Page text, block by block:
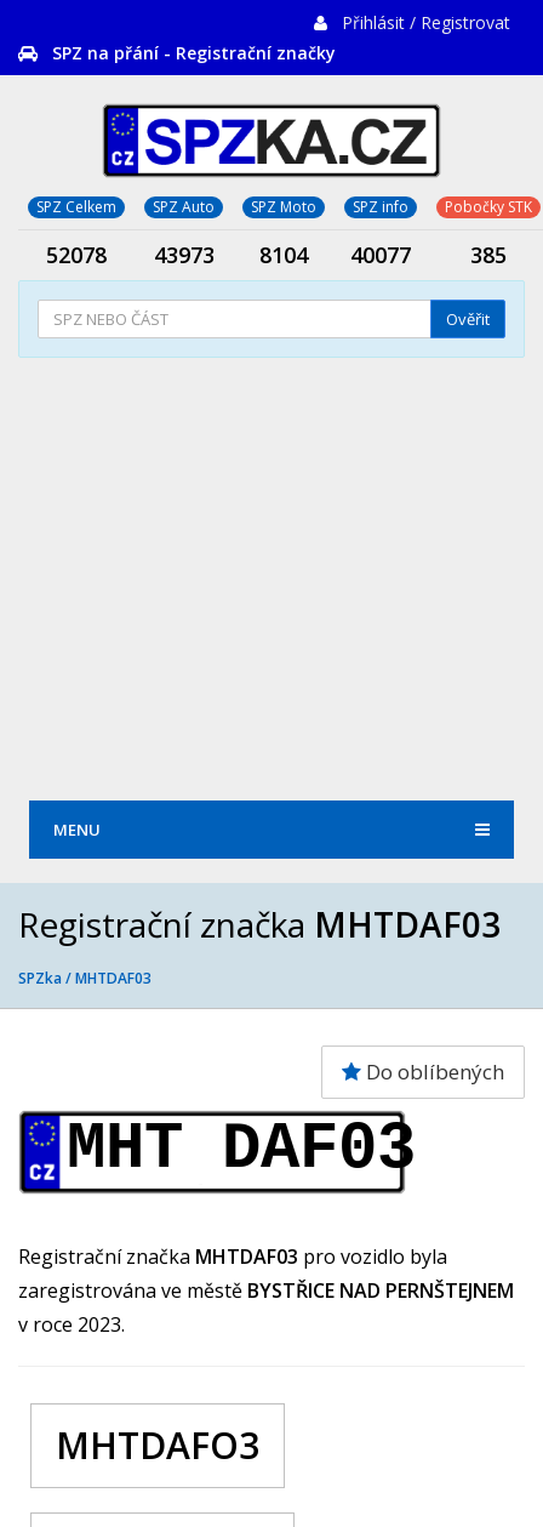
Přihlásit / Registrovat
SPZ na přání - Registrační značky
SPZ Celkem SPZ Auto SPZ Moto SPZ info Pobočky STK
52078 43973 8104 40077 385
Ověřit
MENU
Registrační značka MHTDAF03
SPZka /MHTDAF03
Do oblíbených
MHT DAF03
Registrační značka MHTDAF03 pro vozidlo byla
zaregistrována ve městě BYSTŘICE NAD PERNŠTEJNEM
v roce 2023.
MHTDAFO3